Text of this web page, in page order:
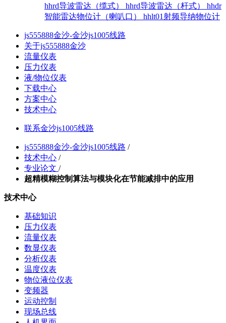
hhrd导波雷达（缆式） hhrd导波雷达（杆式） hhdr
智能雷达物位计（喇叭口） hhlt01射频导纳物位计
js555888金沙-金沙js1005线路
关于js555888金沙
流量仪表
压力仪表
液/物位仪表
下载中心
方案中心
技术中心
联系金沙js1005线路
js555888金沙-金沙js1005线路 /
技术中心 /
专业论文 /
超精模糊控制算法与模块化在节能减排中的应用
技术中心
基础知识
压力仪表
流量仪表
数显仪表
分析仪表
温度仪表
物位液位仪表
变频器
运动控制
现场总线